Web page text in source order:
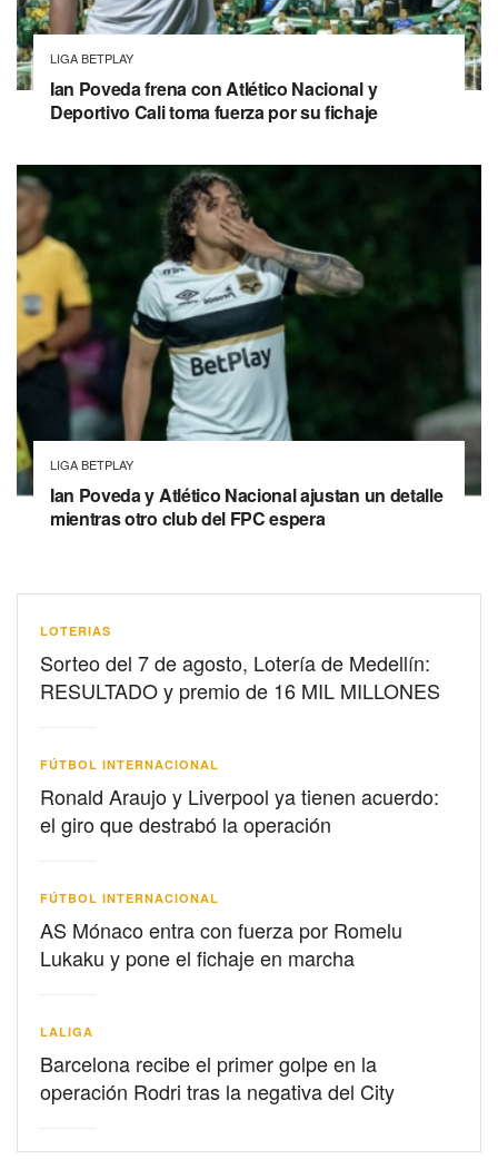
LIGA BETPLAY
Ian Poveda frena con Atlético Nacional y
Deportivo Cali toma fuerza por su fichaje
LIGA BETPLAY
Ian Poveda y Atlético Nacional ajustan un detalle
mientras otro club del FPC espera
LOTERIAS
Sorteo del 7 de agosto, Lotería de Medellín:
RESULTADO y premio de 16 MIL MILLONES
FÚTBOL INTERNACIONAL
Ronald Araujo y Liverpool ya tienen acuerdo:
el giro que destrabó la operación
FÚTBOL INTERNACIONAL
AS Mónaco entra con fuerza por Romelu
Lukaku y pone el fichaje en marcha
LALIGA
Barcelona recibe el primer golpe en la
operación Rodri tras la negativa del City